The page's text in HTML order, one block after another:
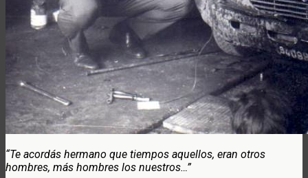
“Te acordás hermano que tiempos aquellos, eran otros
hombres, más hombres los nuestros…”